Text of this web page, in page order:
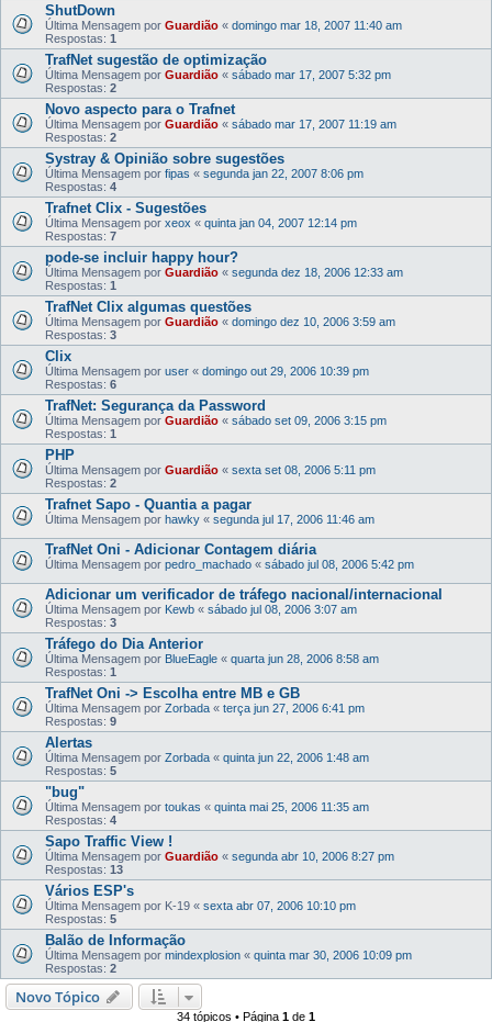
ShutDown
Última Mensagem por Guardião « domingo mar 18, 2007 11:40 am
Respostas: 1
TrafNet sugestão de optimização
Última Mensagem por Guardião « sábado mar 17, 2007 5:32 pm
Respostas: 2
Novo aspecto para o Trafnet
Última Mensagem por Guardião « sábado mar 17, 2007 11:19 am
Respostas: 2
Systray & Opinião sobre sugestões
Última Mensagem por fipas « segunda jan 22, 2007 8:06 pm
Respostas: 4
Trafnet Clix - Sugestões
Última Mensagem por xeox « quinta jan 04, 2007 12:14 pm
Respostas: 7
pode-se incluir happy hour?
Última Mensagem por Guardião « segunda dez 18, 2006 12:33 am
Respostas: 1
TrafNet Clix algumas questões
Última Mensagem por Guardião « domingo dez 10, 2006 3:59 am
Respostas: 3
Clix
Última Mensagem por user « domingo out 29, 2006 10:39 pm
Respostas: 6
TrafNet: Segurança da Password
Última Mensagem por Guardião « sábado set 09, 2006 3:15 pm
Respostas: 1
PHP
Última Mensagem por Guardião « sexta set 08, 2006 5:11 pm
Respostas: 2
Trafnet Sapo - Quantia a pagar
Última Mensagem por hawky « segunda jul 17, 2006 11:46 am
TrafNet Oni - Adicionar Contagem diária
Última Mensagem por pedro_machado « sábado jul 08, 2006 5:42 pm
Adicionar um verificador de tráfego nacional/internacional
Última Mensagem por Kewb « sábado jul 08, 2006 3:07 am
Respostas: 3
Tráfego do Dia Anterior
Última Mensagem por BlueEagle « quarta jun 28, 2006 8:58 am
Respostas: 1
TrafNet Oni -> Escolha entre MB e GB
Última Mensagem por Zorbada « terça jun 27, 2006 6:41 pm
Respostas: 9
Alertas
Última Mensagem por Zorbada « quinta jun 22, 2006 1:48 am
Respostas: 5
"bug"
Última Mensagem por toukas « quinta mai 25, 2006 11:35 am
Respostas: 4
Sapo Traffic View !
Última Mensagem por Guardião « segunda abr 10, 2006 8:27 pm
Respostas: 13
Vários ESP's
Última Mensagem por K-19 « sexta abr 07, 2006 10:10 pm
Respostas: 5
Balão de Informação
Última Mensagem por mindexplosion « quinta mar 30, 2006 10:09 pm
Respostas: 2
Novo Tópico
34 tópicos • Página 1 de 1